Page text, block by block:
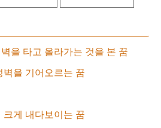
을 타고 올라가는 것을 본 꿈
벽을 기어오르는 꿈
크게 내다보이는 꿈